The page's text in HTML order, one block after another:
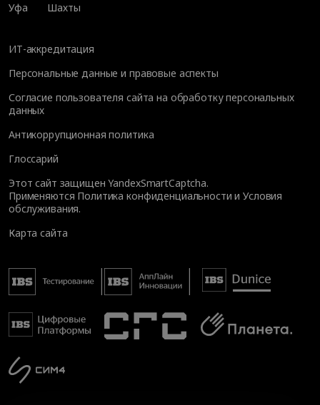
Уфа
Шахты
ИТ-аккредитация
Персональные данные и правовые аспекты
Согласие пользователя сайта на обработку персональных
данных
Антикоррупционная политика
Глоссарий
Этот сайт защищен YandexSmartCaptcha.
Применяются Политика конфиденциальности иУсловия
обслуживания.
Карта сайта